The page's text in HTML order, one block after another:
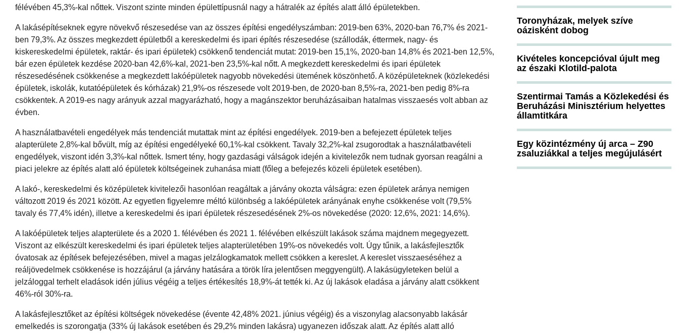
félévében 45,3%-kal nőttek. Viszont szinte minden épülettípusnál nagy a hátralék az építés alatt álló épületekben.
A lakásépítéseknek egyre növekvő részesedése van az összes építési engedélyszámban: 2019-ben 63%, 2020-ban 76,7% és 2021-
ben 79,3%. Az összes megkezdett épületből a kereskedelmi és ipari építés részesedése (szállodák, éttermek, nagy- és
kiskereskedelmi épületek, raktár- és ipari épületek) csökkenő tendenciát mutat: 2019-ben 15,1%, 2020-ban 14,8% és 2021-ben 12,5%,
bár ezen épületek kezdése 2020-ban 42,6%-kal, 2021-ben 23,5%-kal nőtt. A megkezdett kereskedelmi és ipari épületek
részesedésének csökkenése a megkezdett lakóépületek nagyobb növekedési ütemének köszönhető. A középületeknek (közlekedési
épületek, iskolák, kutatóépületek és kórházak) 21,9%-os részesede volt 2019-ben, de 2020-ban 8,5%-ra, 2021-ben pedig 8%-ra
csökkentek. A 2019-es nagy arányuk azzal magyarázható, hogy a magánszektor beruházásaiban hatalmas visszaesés volt abban az
évben.
A használatbavételi engedélyek más tendenciát mutattak mint az építési engedélyek. 2019-ben a befejezett épületek teljes
alapterülete 2,8%-kal bővült, míg az építési engedélyeké 60,1%-kal csökkent. Tavaly 32,2%-kal zsugorodtak a használatbavételi
engedélyek, viszont idén 3,3%-kal nőttek. Ismert tény, hogy gazdasági válságok idején a kivitelezők nem tudnak gyorsan reagálni a
piaci jelekre az építés alatt aló épületek költségeinek zuhanása miatt (főleg a befejezés közeli épületek esetében).
A lakó-, kereskedelmi és középületek kivitelezői hasonlóan reagáltak a járvány okozta válságra: ezen épületek aránya nemigen
változott 2019 és 2021 között. Az egyetlen figyelemre méltó különbség a lakóépületek arányának enyhe csökkenése volt (79,5%
tavaly és 77,4% idén), illetve a kereskedelmi és ipari épületek részesedésének 2%-os növekedése (2020: 12,6%, 2021: 14,6%).
A lakóépületek teljes alapterülete és a 2020 1. félévében és 2021 1. félévében elkészült lakások száma majdnem megegyezett.
Viszont az elkészült kereskedelmi és ipari épületek teljes alapterületében 19%-os növekedés volt. Úgy tűnik, a lakásfejlesztők
óvatosak az építések befejezésében, mivel a magas jelzálogkamatok mellett csökken a kereslet. A kereslet visszaeséséhez a
reáljövedelmek csökkenése is hozzájárul (a járvány hatására a török líra jelentősen meggyengült). A lakásügyleteken belül a
jelzáloggal terhelt eladások idén július végéig a teljes értékesítés 18,9%-át tették ki. Az új lakások eladása a járvány alatt csökkent
46%-ról 30%-ra.
A lakásfejlesztőket az építési költségek növekedése (évente 42,48% 2021. június végéig) és a viszonylag alacsonyabb lakásár
emelkedés is szorongatja (33% új lakások esetében és 29,2% minden lakásra) ugyanezen időszak alatt. Az építés alatt alló
Toronyházak, melyek szíve
oázisként dobog
Kivételes koncepcióval újult meg
az északi Klotild-palota
Szentirmai Tamás a Közlekedési és
Beruházási Minisztérium helyettes
államtitkára
Egy közintézmény új arca – Z90
zsaluziákkal a teljes megújulásért